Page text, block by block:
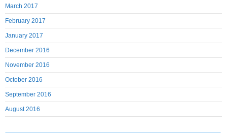
March 2017
February 2017
January 2017
December 2016
November 2016
October 2016
September 2016
August 2016